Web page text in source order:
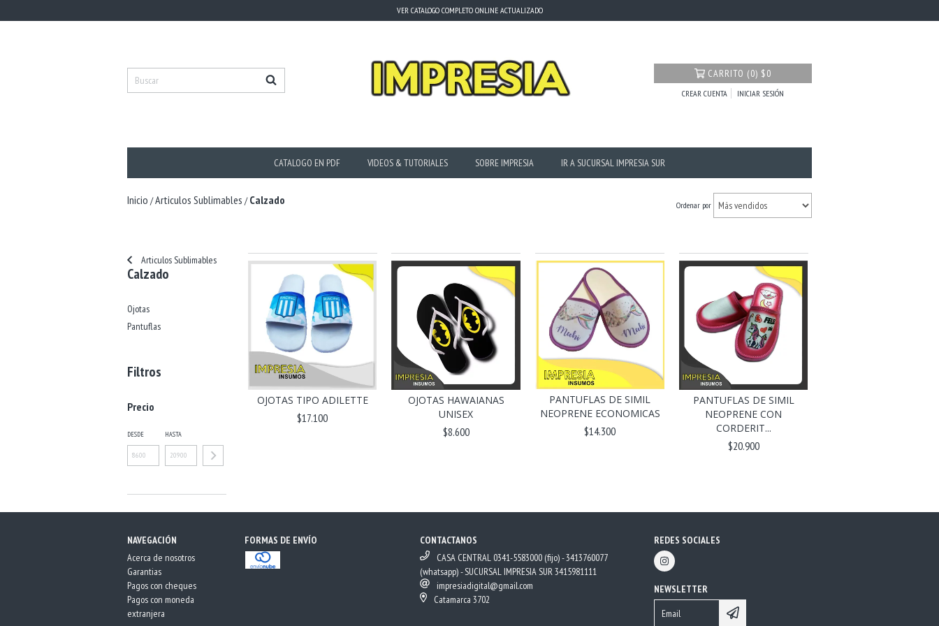
VER CATALOGO COMPLETO ONLINE ACTUALIZADO
CARRITO (0) $0
CREAR CUENTA INICIAR SESIÓN
CATALOGO EN PDF VIDEOS & TUTORIALES SOBRE IMPRESIA IR A SUCURSAL IMPRESIA SUR
Inicio /Articulos Sublimables / Calzado Ordenar por
Articulos Sublimables
Calzado
Ojotas
Pantuflas
Filtros
Precio
DESDE HASTA
OJOTAS TIPO ADILETTE
$17.100
OJOTAS HAWAIANAS
UNISEX
$8.600
PANTUFLAS DE SIMIL
NEOPRENE ECONOMICAS
$14.300
PANTUFLAS DE SIMIL
NEOPRENE CON
CORDERIT...
$20.900
NAVEGACIÓN
Acerca de nosotros
Garantias
Pagos con cheques
Pagos con moneda
extranjera
FORMAS DE ENVÍO
CONTACTANOS
CASA CENTRAL 0341-5583000 (fijo) - 3413760077
(whatsapp) - SUCURSAL IMPRESIA SUR 3415981111
impresiadigital@gmail.com
Catamarca 3702
REDES SOCIALES
NEWSLETTER